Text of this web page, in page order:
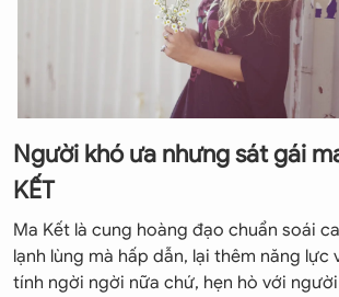
Người khó ưa nhưng sát gái
KẾT
Ma Kết là cung hoàng đạo chuẩn soái
lạnh lùng mà hấp dẫn, lại thêm năng lực
tính ngời ngời nữa chứ, hẹn hò với